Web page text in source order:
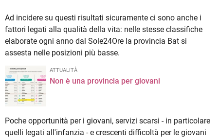
Ad incidere su questi risultati sicuramente ci sono anche i
fattori legati alla qualità della vita: nelle stesse classifiche
elaborate ogni anno dal Sole24Ore la provincia Bat si
assesta nelle posizioni più basse.
ATTUALITÀ
Non è una provincia per giovani
Poche opportunità per i giovani, servizi scarsi - in particolare
quelli legati all'infanzia - e crescenti difficoltà per le giovani